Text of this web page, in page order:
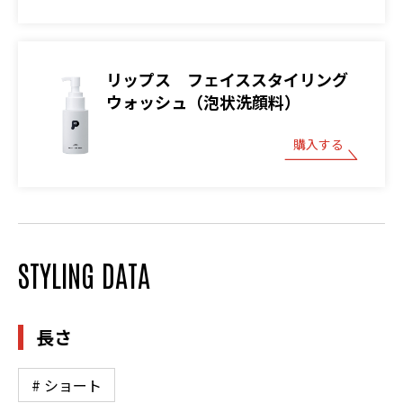
リップス フェイススタイリング
ウォッシュ（泡状洗顔料）
購入する
STYLING DATA
長さ
# ショート